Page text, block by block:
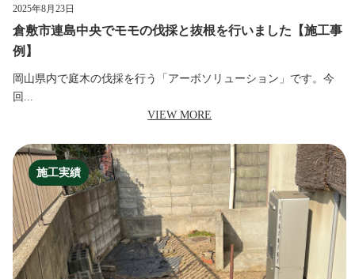
2025年8月23日
倉敷市連島中央でモモの伐採と抜根を行いました【施工事
例】
岡山県内で庭木の伐採を行う「アーボソリューション」です。今
回...
VIEW MORE
施工実績